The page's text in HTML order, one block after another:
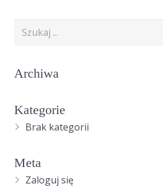
Archiwa
Kategorie
Brak kategorii
Meta
Zaloguj się